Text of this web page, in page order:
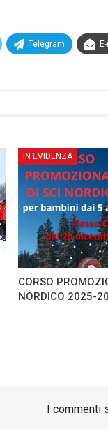
Telegram
IN EVIDENZA
CORSO
NORDICO 2025-
I commenti